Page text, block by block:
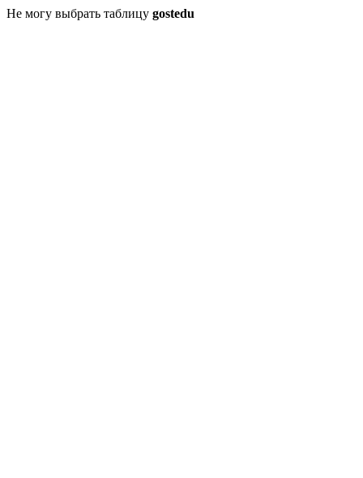
Не могу выбрать таблицу gostedu